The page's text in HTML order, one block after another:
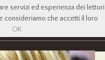
servizi ed esperienza dei
consideriamo che accetti il loro
OK